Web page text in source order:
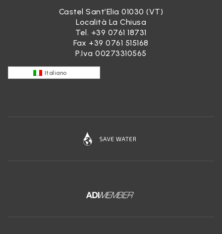
Castel Sant’Elia 01030 (VT)
Località La Chiusa
Tel. +39 0761 18731
Fax +39 0761 515168
P.Iva 00273310565
Italiano